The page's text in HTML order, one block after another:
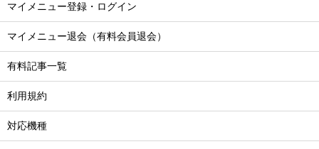
マイメニュー登録・ログイン
マイメニュー退会（有料会員退会）
有料記事一覧
利用規約
対応機種